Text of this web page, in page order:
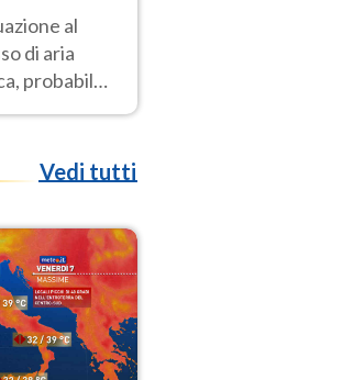
al
di aria
probabile
Vedi tutti